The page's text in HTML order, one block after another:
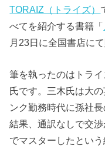
TORAIZ（トライズ）
べてを紹介する書籍「
月23日に全国書店に
筆を執ったのはトラ
氏です。三木氏は大
ンク勤務時代に孫社
結果、通訳なしで交
でマスターしたという